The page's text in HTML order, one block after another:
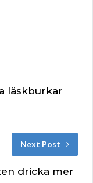
läskburkar
Next Post
dricka mer